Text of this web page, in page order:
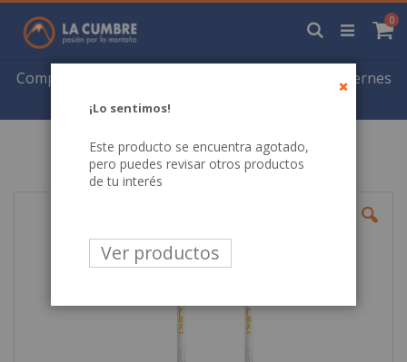
Compra Online y Retira el Mismo Día... (Lunes a Viernes
de 11:00 a 17:00 hrs.)
Contenido
0
Buscar
images
¡Lo sentimos!
Este producto se encuentra agotado,
pero puedes revisar otros productos
de tu interés
Ver productos